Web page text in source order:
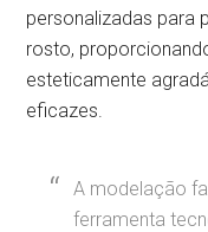
personalizadas para
rosto,
esteticamente
eficazes.
A modelação
ferramenta